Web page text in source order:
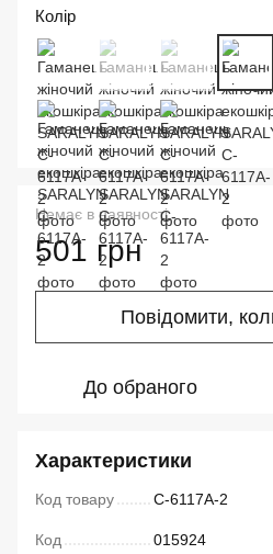
Колір
Немає в наявності
501 грн
Повідомити,
До обраного
Характеристики
Код товару C-6117A-2
Код 015924